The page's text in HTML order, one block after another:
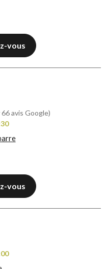
vous
66 avis Google)
vous